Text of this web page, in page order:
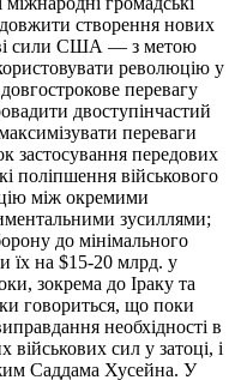
створення нових
сили США — з метою
революцію у
перевагу
двоступінчастий
переваги
застосування передових
поліпшення військового
між окремими
зусиллями;
до мінімального
їх на $15-20 млрд. у
зокрема до Іраку та
говориться, що поки
необхідності в
військових сил у затоці, і
Саддама Хусейна. У